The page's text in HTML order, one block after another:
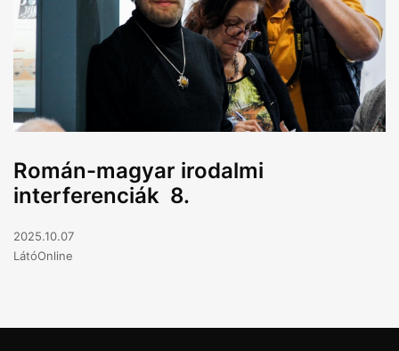
Román-magyar irodalmi
interferenciák 8.
2025.10.07
LátóOnline